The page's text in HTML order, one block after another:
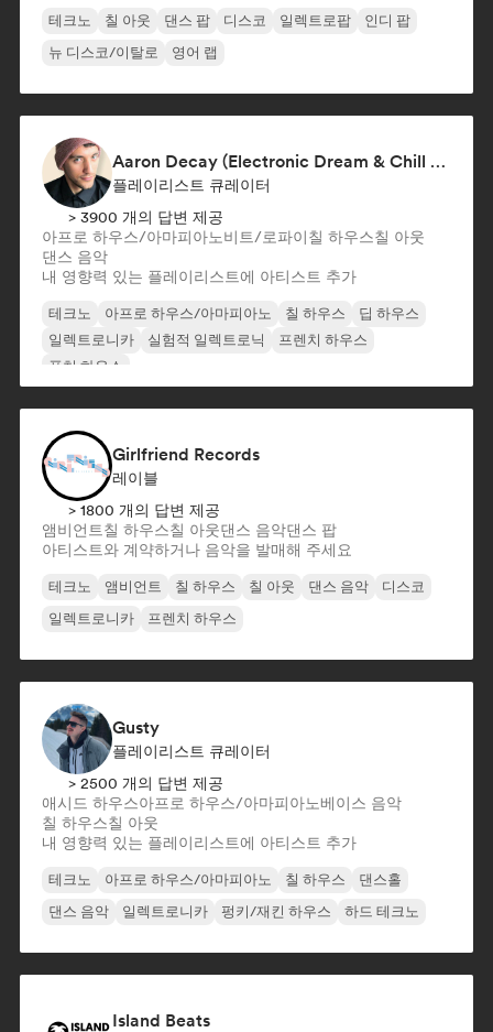
테크노 칠 아웃 댄스 팝 디스코 일렉트로팝
인디 팝
뉴 디스코/이탈로
영어 랩
Aaron Decay (Electronic Dream & Chill Electronic Dream playlists)
플레이리스트 큐레이터
> 3900 개의 답변 제공
아프로 하우스/아마피아노비트/로파이칠 하우스칠 아웃
댄스 음악
내 영향력 있는 플레이리스트에 아티스트 추가
테크노 아프로 하우스/아마피아노 칠 하우스
딥 하우스
일렉트로니카
실험적 일렉트로닉
프렌치 하우스
퓨처 하우스
Girlfriend Records
레이블
> 1800 개의 답변 제공
앰비언트칠 하우스칠 아웃댄스 음악댄스 팝
아티스트와 계약하거나 음악을 발매해 주세요
테크노 앰비언트 칠 하우스 칠 아웃 댄스 음악
디스코
일렉트로니카
프렌치 하우스
Gusty
플레이리스트 큐레이터
> 2500 개의 답변 제공
애시드 하우스아프로 하우스/아마피아노베이스 음악
칠 하우스칠 아웃
내 영향력 있는 플레이리스트에 아티스트 추가
테크노 아프로 하우스/아마피아노 칠 하우스
댄스홀
댄스 음악
일렉트로니카 펑키/재킨 하우스 하드 테크노
Island Beats